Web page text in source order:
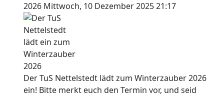
2026 Mittwoch, 10 Dezember 2025 21:17
Der TuS Nettelstedt lädt zum Winterzauber 2026
ein! Bitte merkt euch den Termin vor, und seid